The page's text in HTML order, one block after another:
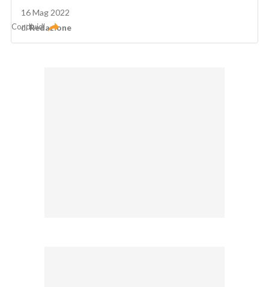
16 Mag 2022
diRedazione
Condividi